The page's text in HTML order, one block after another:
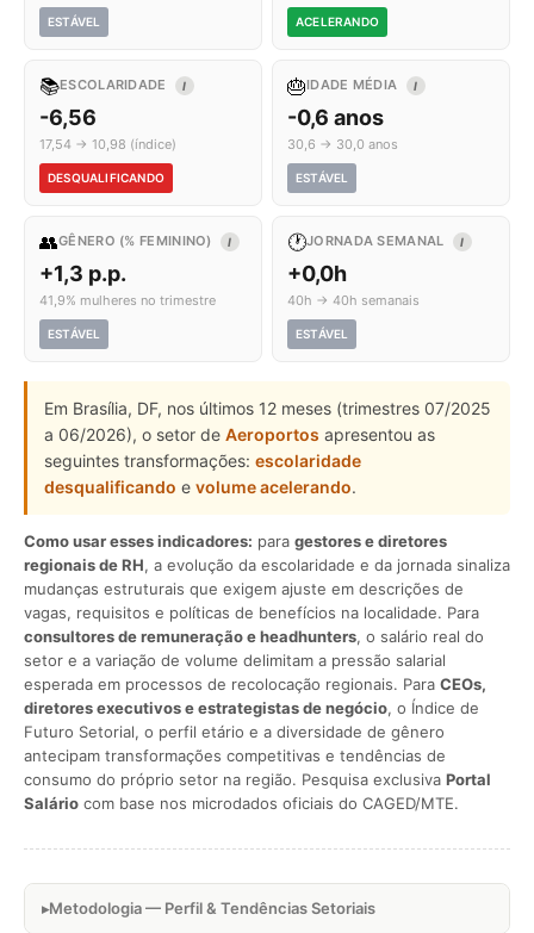
ESTÁVEL ACELERANDO
📚ESCOLARIDADE I
-6,56
17,54 → 10,98 (índice)
DESQUALIFICANDO
🎂IDADE MÉDIA I
-0,6 anos
30,6 → 30,0 anos
ESTÁVEL
👥GÊNERO (% FEMININO) I
+1,3 p.p.
41,9% mulheres no trimestre
ESTÁVEL
🕐JORNADA SEMANAL I
+0,0h
40h → 40h semanais
ESTÁVEL
Em Brasília, DF, nos últimos 12 meses (trimestres 07/2025
a 06/2026), o setor de Aeroportos apresentou as
seguintes transformações: escolaridade
desqualificando e volume acelerando.
Como usar esses indicadores: para gestores e diretores
regionais de RH, a evolução da escolaridade e da jornada sinaliza
mudanças estruturais que exigem ajuste em descrições de
vagas, requisitos e políticas de benefícios na localidade. Para
consultores de remuneração e headhunters, o salário real do
setor e a variação de volume delimitam a pressão salarial
esperada em processos de recolocação regionais. Para CEOs,
diretores executivos e estrategistas de negócio, o Índice de
Futuro Setorial, o perfil etário e a diversidade de gênero
antecipam transformações competitivas e tendências de
consumo do próprio setor na região. Pesquisa exclusiva Portal
Salário com base nos microdados oficiais do CAGED/MTE.
Metodologia — Perfil & Tendências Setoriais